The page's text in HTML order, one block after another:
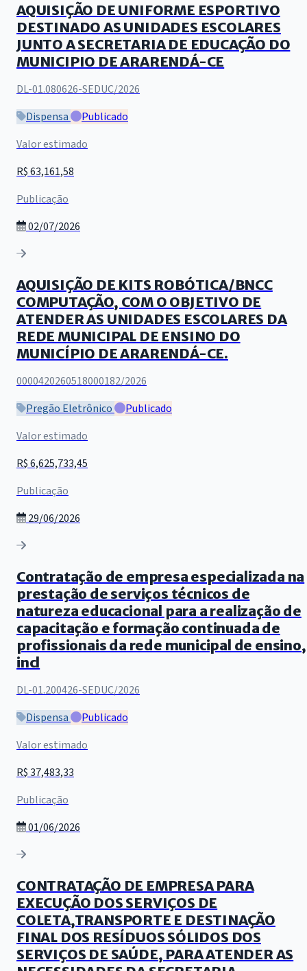
AQUISIÇÃO DE UNIFORME ESPORTIVO
DESTINADO AS UNIDADES ESCOLARES
JUNTO A SECRETARIA DE EDUCAÇÃO DO
MUNICIPIO DE ARARENDÁ-CE
DL-01.080626-SEDUC/2026
Dispensa
Publicado
Valor estimado
R$ 63,161,58
Publicação
02/07/2026
AQUISIÇÃO DE KITS ROBÓTICA/BNCC
COMPUTAÇÃO, COM O OBJETIVO DE
ATENDER AS UNIDADES ESCOLARES DA
REDE MUNICIPAL DE ENSINO DO
MUNICÍPIO DE ARARENDÁ-CE.
0000420260518000182/2026
Pregão Eletrônico
Publicado
Valor estimado
R$ 6,625,733,45
Publicação
29/06/2026
Contratação de empresa especializada na
prestação de serviços técnicos de
natureza educacional para a realização de
capacitação e formação continuada de
profissionais da rede municipal de ensino,
incl
DL-01.200426-SEDUC/2026
Dispensa
Publicado
Valor estimado
R$ 37,483,33
Publicação
01/06/2026
CONTRATAÇÃO DE EMPRESA PARA
EXECUÇÃO DOS SERVIÇOS DE
COLETA,TRANSPORTE E DESTINAÇÃO
FINAL DOS RESÍDUOS SÓLIDOS DOS
SERVIÇOS DE SAÚDE, PARA ATENDER AS